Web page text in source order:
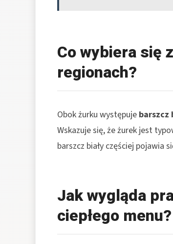
Co wybiera się
regionach?
Obok żurku występuje barszcz
Wskazuje się, że żurek jest
barszcz biały częściej pojawia
Jak wygląda
ciepłego menu?